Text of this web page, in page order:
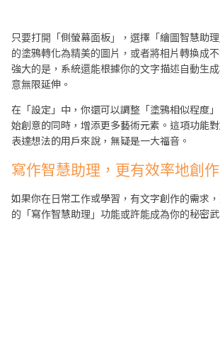
只要打開「側螢幕面板」，選擇「繪圖智慧助
的塗鴉轉化為精美的圖片，或者將相片轉換成
強大的是，系統還能根據你的文字描述自動生
意無限延伸。
在「設定」中，你還可以調整「塗鴉相似程度
始創意的同時，增添更多藝術元素。這項功能
表達想法的用戶來說，無疑是一大福音。
寫作智慧助理，更有效率地創作
如果你在日常工作或學習，有文字創作的需求
的「寫作智慧助理」功能或許能成為你的秘密武